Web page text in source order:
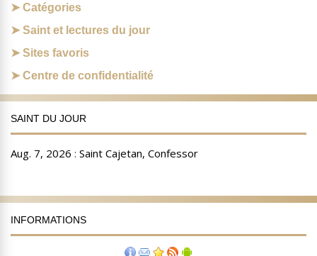
Catégories
Saint et lectures du jour
Sites favoris
Centre de confidentialité
SAINT DU JOUR
INFORMATIONS